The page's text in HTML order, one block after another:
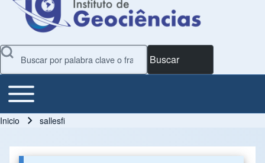
Buscar
Main Menu
Toggle main menu
Inicio sallesfi